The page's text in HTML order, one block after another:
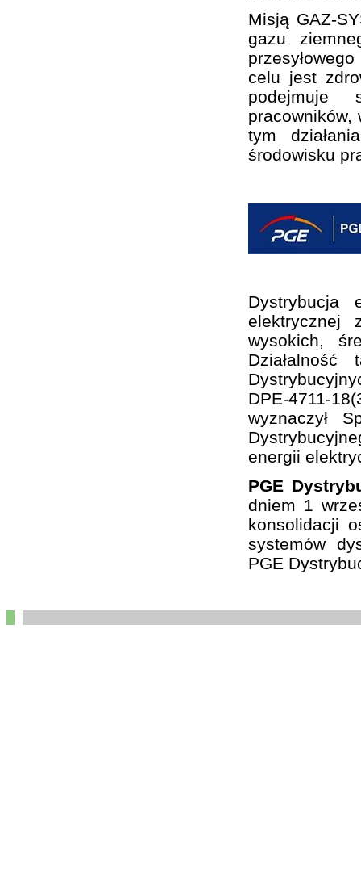
Misją GAZ-
gazu
celu jest
podejmuje
pracowników,
tym
środowisku
Dystrybucja
elektrycznej
wysokich,
DPE-4711-
wyznaczył
energii
PGE
dniem 1
konsolidacji
systemów
PGE